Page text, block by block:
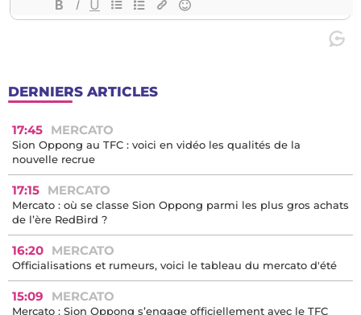
DERNIERS ARTICLES
17:45 MERCATO
Sion Oppong au TFC : voici en vidéo les qualités de la
nouvelle recrue
17:15 MERCATO
Mercato : où se classe Sion Oppong parmi les plus gros achats
de l’ère RedBird ?
16:20 MERCATO
Officialisations et rumeurs, voici le tableau du mercato d'été
15:09 MERCATO
Mercato : Sion Oppong s’engage officiellement avec le TFC